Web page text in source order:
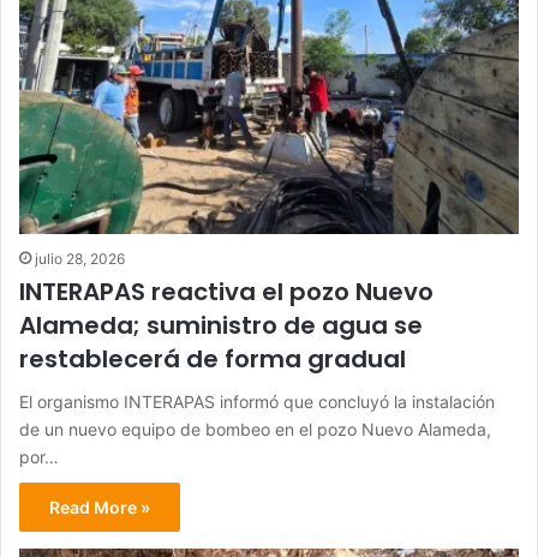
julio 28, 2026
INTERAPAS reactiva el pozo Nuevo
Alameda; suministro de agua se
restablecerá de forma gradual
El organismo INTERAPAS informó que concluyó la instalación
de un nuevo equipo de bombeo en el pozo Nuevo Alameda,
por…
Read More »